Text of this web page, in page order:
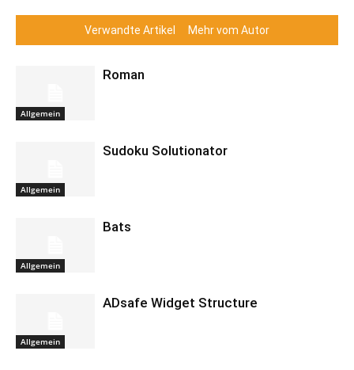
Verwandte Artikel Mehr vom Autor
Allgemein
Roman
Allgemein
Sudoku Solutionator
Allgemein
Bats
Allgemein
ADsafe Widget Structure